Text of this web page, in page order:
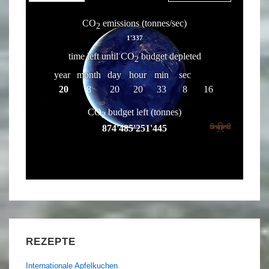
REZEPTE
Internationale Apfelkuchen